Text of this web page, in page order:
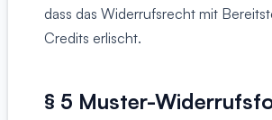
dass das Widerrufsrecht mit
Credits erlischt.
§ 5 Muster-